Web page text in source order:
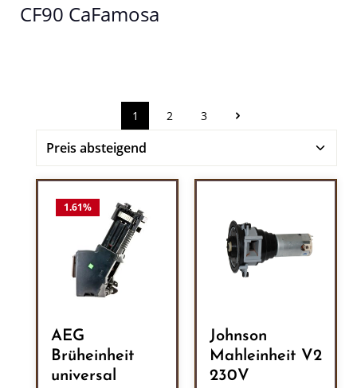
CF90 CaFamosa
Seite
1 Seite
2 Seite
3
1.61%
AEG
Brüheinheit
universal
Johnson
Mahleinheit V2
230V